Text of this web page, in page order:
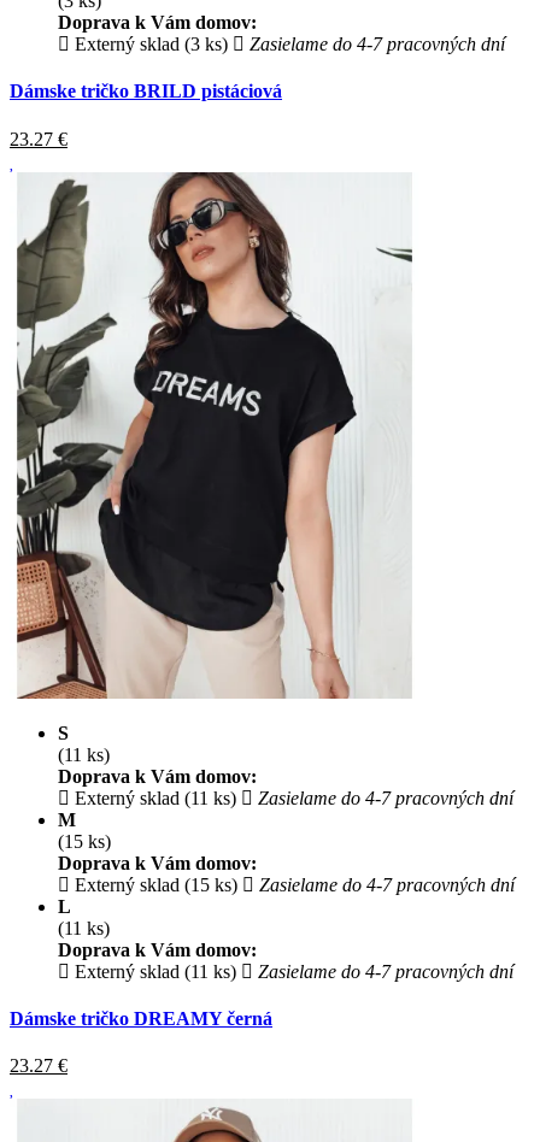
Doprava k Vám domov:
Externý sklad (3 ks)
Zasielame do 4-7 pracovných dní
Dámske tričko BRILD pistáciová
23.27 €
S
(11 ks)
Doprava k Vám domov:
Externý sklad (11 ks)
Zasielame do 4-7 pracovných dní
M
(15 ks)
Doprava k Vám domov:
Externý sklad (15 ks)
Zasielame do 4-7 pracovných dní
L
(11 ks)
Doprava k Vám domov:
Externý sklad (11 ks)
Zasielame do 4-7 pracovných dní
Dámske tričko DREAMY černá
23.27 €